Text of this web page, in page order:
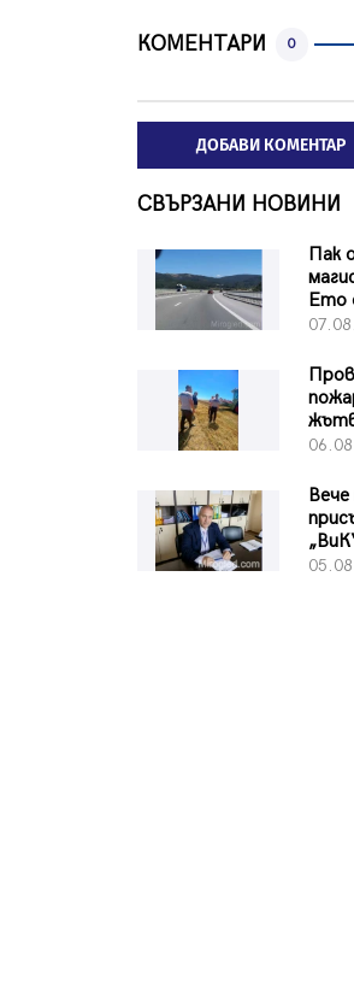
КОМЕНТАРИ 0
ДОБАВИ КОМЕНТАР
СВЪРЗАНИ НОВИНИ
Пак
Ето